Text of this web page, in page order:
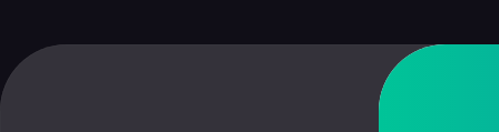
Skip
to
content